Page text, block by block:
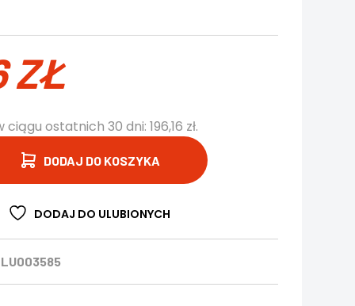
ZŁ
ciągu ostatnich 30 dni: 196,16 zł.
DODAJ DO KOSZYKA
DODAJ DO ULUBIONYCH